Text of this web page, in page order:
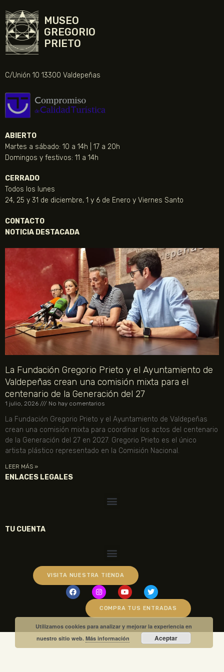
MUSEO
GREGORIO
PRIETO
C/Unión 10 13300 Valdepeñas
ABIERTO
Martes a sábado: 10 a 14h | 17 a 20h
Domingos y festivos: 11 a 14h
CERRADO
Todos los lunes
24, 25 y 31 de diciembre, 1 y 6 de Enero y Viernes Santo
CONTACTO
NOTICIA DESTACADA
La Fundación Gregorio Prieto y el Ayuntamiento de
Valdepeñas crean una comisión mixta para el
centenario de la Generación del 27
1 julio, 2026 No hay comentarios
La Fundación Gregorio Prieto y el Ayuntamiento de Valdepeñas
crean una comisión mixta para coordinar los actos del centenario
de la Generación del 27 en 2027. Gregorio Prieto es el único
artista plástico representado en la Comisión Nacional.
LEER MÁS »
ENLACES LEGALES
TU CUENTA
VISITA NUESTRA TIENDA
COMPRA TUS ENTRADAS
Utilizamos cookies para analizar y mejorar la experiencia en
nuestro sitio web.Más información Aceptar